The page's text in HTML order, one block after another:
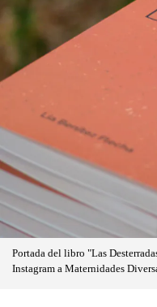
Portada del libro "Las
Instagram a Maternidades